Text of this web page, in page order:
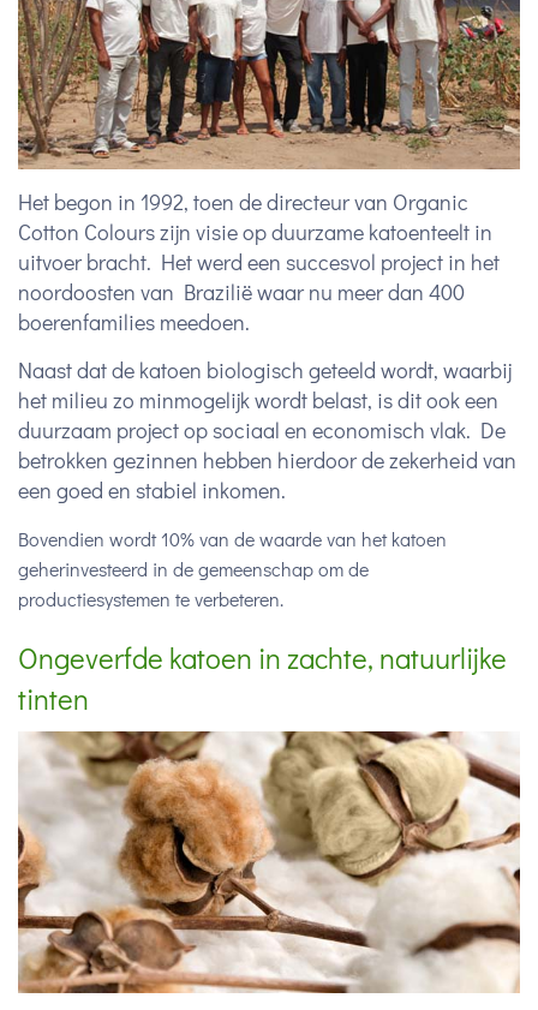
Het begon in 1992, toen de directeur van Organic
Cotton Colours zijn visie op duurzame katoenteelt in
uitvoer bracht. Het werd een succesvol project in het
noordoosten van Brazilië waar nu meer dan 400
boerenfamilies meedoen.
Naast dat de katoen biologisch geteeld wordt, waarbij
het milieu zo minmogelijk wordt belast, is dit ook een
duurzaam project op sociaal en economisch vlak. De
betrokken gezinnen hebben hierdoor de zekerheid van
een goed en stabiel inkomen.
Bovendien wordt 10% van de waarde van het katoen
geherinvesteerd in de gemeenschap om de
productiesystemen te verbeteren.
Ongeverfde katoen in zachte, natuurlijke
tinten